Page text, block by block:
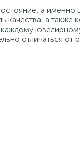
а именно
а также
отличаться от